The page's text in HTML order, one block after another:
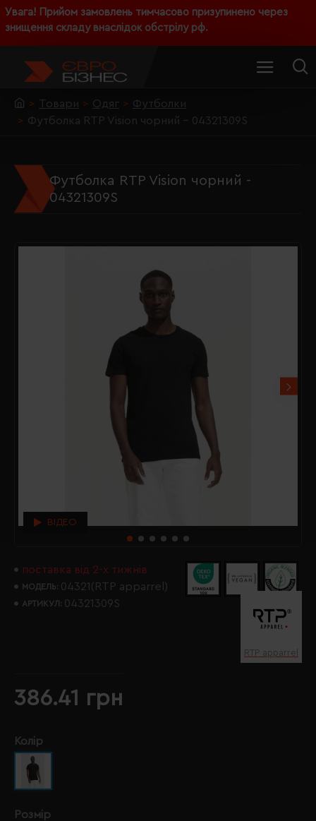
Увага! Прийом замовлень тимчасово призупинено через
знищення складу внаслідок обстрілу рф.
Товари Одяг
Футболки
Футболка RTP Vision чорний - 04321309S
Футболка RTP Vision чорний -
04321309S
ВІДЕО
поставка від 2-х тижнів
МОДЕЛЬ: 04321(RTP apparrel)
АРТИКУЛ: 04321309S
RTP apparrel
386.41 грн
Колір
Розмір